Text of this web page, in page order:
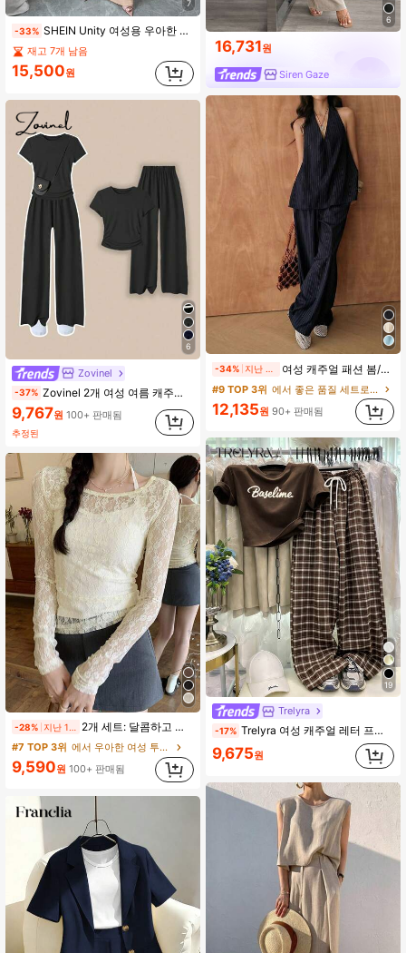
7
-33% SHEIN Unity 여성용 우아한 캐주얼 살구색 짜임 라운드 넥 민소매 블라우스, 살구색 짜임 와이드 레그 바지, 2피스 세트
재고 7개 남음
15,500원
6
Zovinel
-37% Zovinel 2개 여성 여름 캐주얼 솔리드 컬러 티셔츠 및 바지 세트
9,767원 100+ 판매됨
추정된
-28% 2개 세트: 달콤하고 매콤한 시스루 레이스 홀터넥 타이 탑 & 민소매 탱크 탑 여성용, 여름 신상품 봄 우아한
#7 TOP 3위 에서 우아한 여성 투피스 의상
9,590원 100+ 판매됨
6
16,731원
Siren Gaze
-34% 여성 캐주얼 패션 봄/여름 신상 네이비 블루 미세 스트라이프 홀터 V넥 민소매 탑 + 와이드 레그 롱 팬츠 세트, 루즈핏 슬림 드레이핑 투피스 세트, 개학, 생일, 캐주얼, 휴일, 휴가, 여성 우아한 세트, 여성 캐주얼 세트
#9 TOP 3위 에서 좋은 품질 세트로 구성된 투피스 세트
12,135원 90+ 판매됨
19
Trelyra
-17% Trelyra 여성 캐주얼 레터 프린트 티셔츠 및 체크 팬츠 2피스 세트, 여름
9,675원